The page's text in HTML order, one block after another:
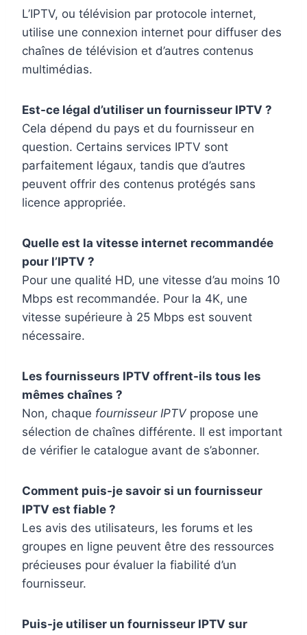
L’IPTV, ou télévision par protocole internet,
utilise une connexion internet pour diffuser des
chaînes de télévision et d’autres contenus
multimédias.
Est-ce légal d’utiliser un fournisseur IPTV ?
Cela dépend du pays et du fournisseur en
question. Certains services IPTV sont
parfaitement légaux, tandis que d’autres
peuvent offrir des contenus protégés sans
licence appropriée.
Quelle est la vitesse internet recommandée
pour l’IPTV ?
Pour une qualité HD, une vitesse d’au moins 10
Mbps est recommandée. Pour la 4K, une
vitesse supérieure à 25 Mbps est souvent
nécessaire.
Les fournisseurs IPTV offrent-ils tous les
mêmes chaînes ?
Non, chaque fournisseur IPTV propose une
sélection de chaînes différente. Il est important
de vérifier le catalogue avant de s’abonner.
Comment puis-je savoir si un fournisseur
IPTV est fiable ?
Les avis des utilisateurs, les forums et les
groupes en ligne peuvent être des ressources
précieuses pour évaluer la fiabilité d’un
fournisseur.
Puis-je utiliser un fournisseur IPTV sur